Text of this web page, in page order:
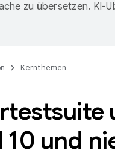
zu übersetzen. KI-
Kernthemen
und